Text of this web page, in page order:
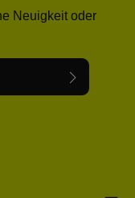
Neuigkeit oder